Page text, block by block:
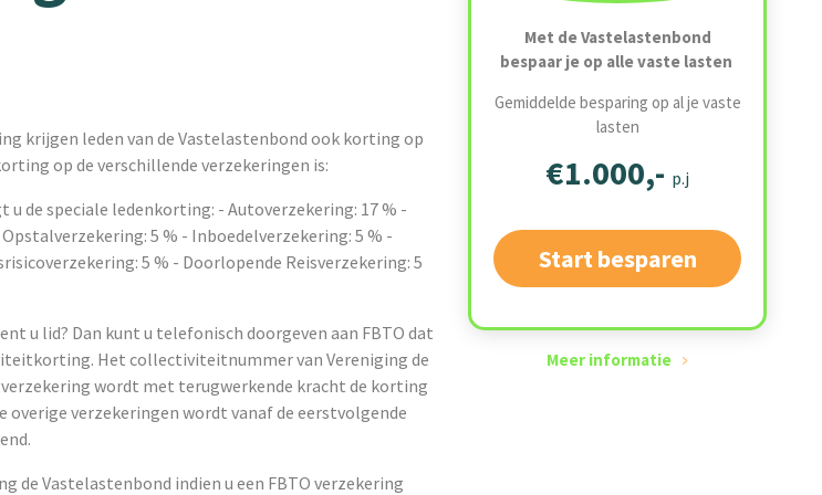
Met de Vastelastenbond
bespaar je op alle vaste lasten
Gemiddelde besparing op al je vaste
lasten
€1.000,- p.j
Start besparen
Meer informatie
krijgen leden van de Vastelastenbond ook korting op
op de verschillende verzekeringen is:
de speciale ledenkorting: - Autoverzekering: 17 % -
5 % - Inboedelverzekering: 5 % -
5 % - Doorlopende Reisverzekering: 5
u lid? Dan kunt u telefonisch doorgeven aan FBTO dat
Het collectiviteitnummer van Vereniging de
wordt met terugwerkende kracht de korting
overige verzekeringen wordt vanaf de eerstvolgende
de Vastelastenbond indien u een FBTO verzekering